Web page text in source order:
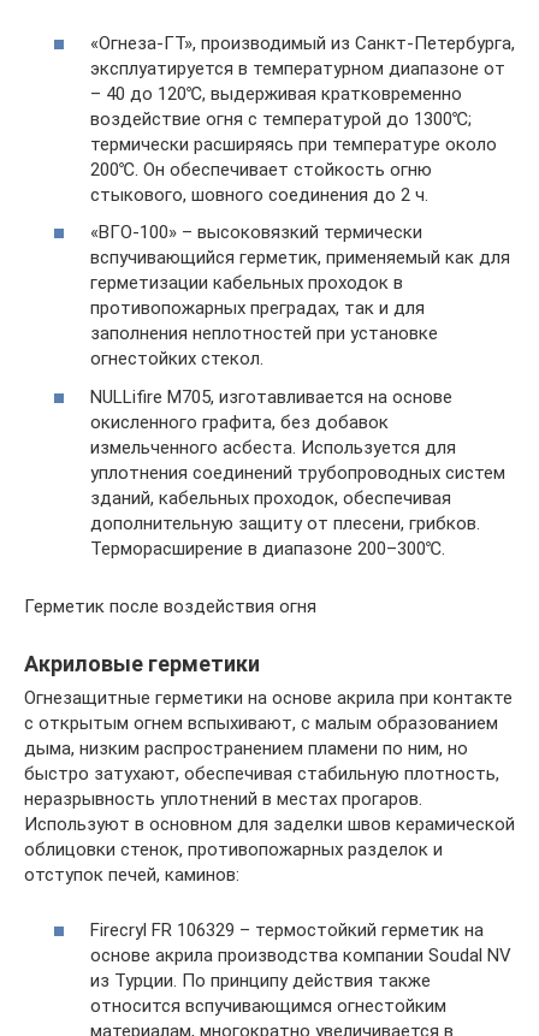
«Огнеза-ГТ», производимый из Санкт-Петербурга,
эксплуатируется в температурном диапазоне от
– 40 до 120℃, выдерживая кратковременно
воздействие огня с температурой до 1300℃;
термически расширяясь при температуре около
200℃. Он обеспечивает стойкость огню
стыкового, шовного соединения до 2 ч.
«ВГО-100» – высоковязкий термически
вспучивающийся герметик, применяемый как для
герметизации кабельных проходок в
противопожарных преградах, так и для
заполнения неплотностей при установке
огнестойких стекол.
NULLifire М705, изготавливается на основе
окисленного графита, без добавок
измельченного асбеста. Используется для
уплотнения соединений трубопроводных систем
зданий, кабельных проходок, обеспечивая
дополнительную защиту от плесени, грибков.
Терморасширение в диапазоне 200–300℃.
Герметик после воздействия огня
Акриловые герметики
Огнезащитные герметики на основе акрила при контакте
с открытым огнем вспыхивают, с малым образованием
дыма, низким распространением пламени по ним, но
быстро затухают, обеспечивая стабильную плотность,
неразрывность уплотнений в местах прогаров.
Используют в основном для заделки швов керамической
облицовки стенок, противопожарных разделок и
отступок печей, каминов:
Firecryl FR 106329 – термостойкий герметик на
основе акрила производства компании Soudal NV
из Турции. По принципу действия также
относится вспучивающимся огнестойким
материалам, многократно увеличивается в